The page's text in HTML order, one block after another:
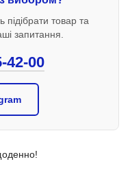
товар та
запитання.
42-00